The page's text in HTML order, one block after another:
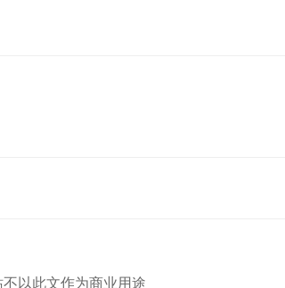
以此文作为商业用途